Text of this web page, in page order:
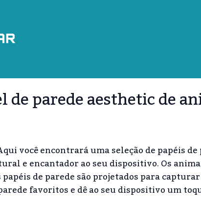
de parede aesthetic de
você encontrará uma seleção de papéis
e encantador ao seu dispositivo. Os
de parede são projetados para
favoritos e dê ao seu dispositivo um